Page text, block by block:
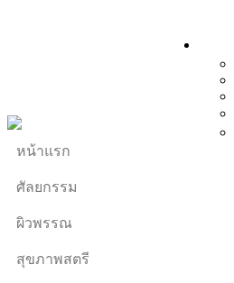
หน้าแรก
ศัลยกรรม
ผิวพรรณ
สุขภาพสตรี